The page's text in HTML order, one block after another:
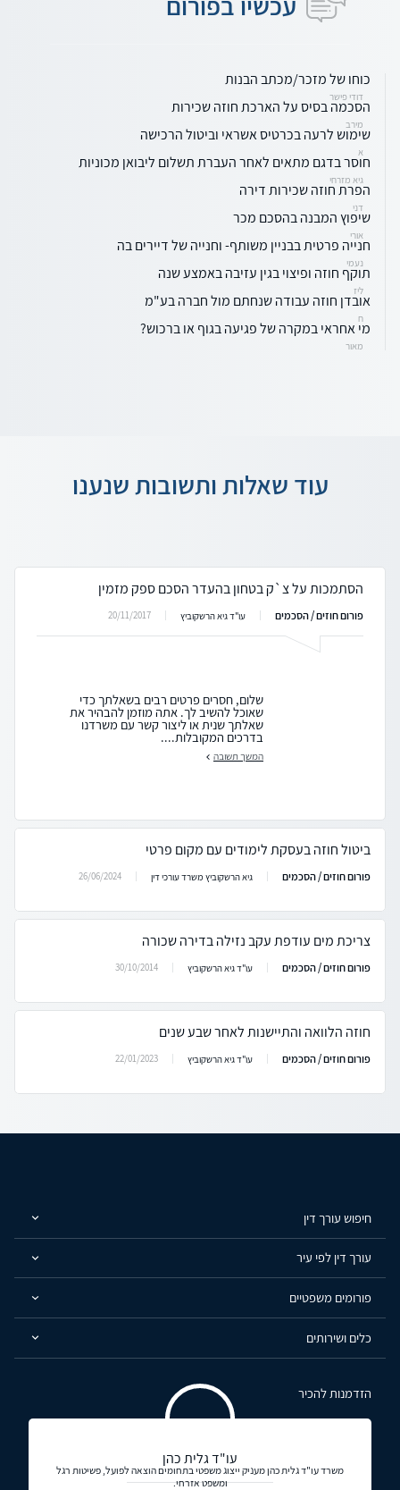
כוחו של מזכר/מכתב הבנות
דודי פישר
הסכמה בסיס על הארכת חוזה שכירות
מירב
שימוש לרעה בכרטיס אשראי וביטול הרכישה
א
חוסר בדגם מתאים לאחר העברת תשלום ליבואן מכוניות
גיא מזרחי
הפרת חוזה שכירות דירה
דני
שיפוץ המבנה בהסכם מכר
אורי
חנייה פרטית בבניין משותף- וחנייה של דיירים בה
נעמי
תוקף חוזה ופיצוי בגין עזיבה באמצע שנה
ליז
אובדן חוזה עבודה שנחתם מול חברה בע"מ
ח
מי אחראי במקרה של פגיעה בגוף או ברכוש?
מאור
עוד שאלות ותשובות שנענו
הסתמכות על צ`ק בטחון בהעדר הסכם ספק מזמין
פורום חוזים / הסכמים עו"ד גיא הרשקוביץ 20/11/2017
שלום, חסרים פרטים רבים בשאלתך כדי
שאוכל להשיב לך. אתה מוזמן להבהיר את
שאלתך שנית או ליצור קשר עם משרדנו
בדרכים המקובלות....
המשך תשובה
ביטול חוזה בעסקת לימודים עם מקום פרטי
פורום חוזים / הסכמים גיא הרשקוביץ משרד עורכי דין 26/06/2024
צריכת מים עודפת עקב נזילה בדירה שכורה
פורום חוזים / הסכמים עו"ד גיא הרשקוביץ 30/10/2014
חוזה הלוואה והתיישנות לאחר שבע שנים
פורום חוזים / הסכמים עו"ד גיא הרשקוביץ 22/01/2023
חיפוש עורך דין
עורך דין לפי עיר
פורומים משפטיים
כלים ושירותים
הזדמנות להכיר
עו"ד גלית כהן
משרד עו"ד גלית כהן מעניק ייצוג משפטי בתחומים הוצאה לפועל, פשיטות רגל
ומשפט אזרחי.